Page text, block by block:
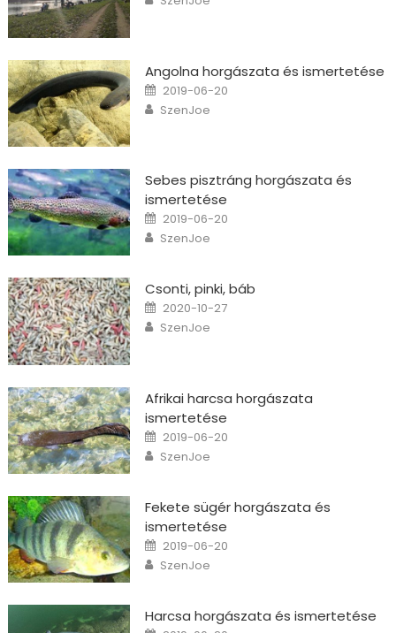
Angolna horgászata és ismertetése
Posted on
2019-06-20
Author
SzenJoe
Sebes pisztráng horgászata és
ismertetése
Posted on
2019-06-20
Author
SzenJoe
Csonti, pinki, báb
Posted on
2020-10-27
Author
SzenJoe
Afrikai harcsa horgászata
ismertetése
Posted on
2019-06-20
Author
SzenJoe
Fekete sügér horgászata és
ismertetése
Posted on
2019-06-20
Author
SzenJoe
Harcsa horgászata és ismertetése